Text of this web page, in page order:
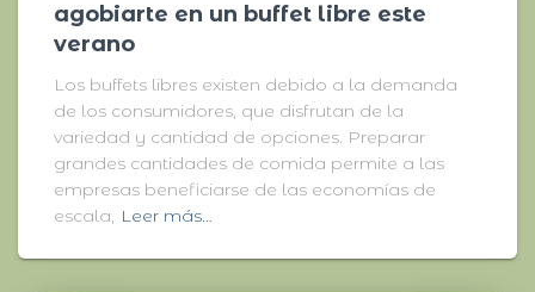
agobiarte en un buffet libre este
verano
Los buffets libres existen debido a la demanda
de los consumidores, que disfrutan de la
variedad y cantidad de opciones. Preparar
grandes cantidades de comida permite a las
empresas beneficiarse de las economías de
escala, Leer más…